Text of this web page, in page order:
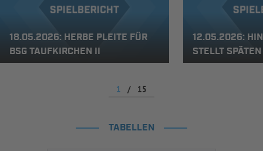
18.05.2026: HERBE PLEITE FÜR
BSG TAUFKIRCHEN II
12.05.2026:
STELLT
1 / 15
TABELLEN